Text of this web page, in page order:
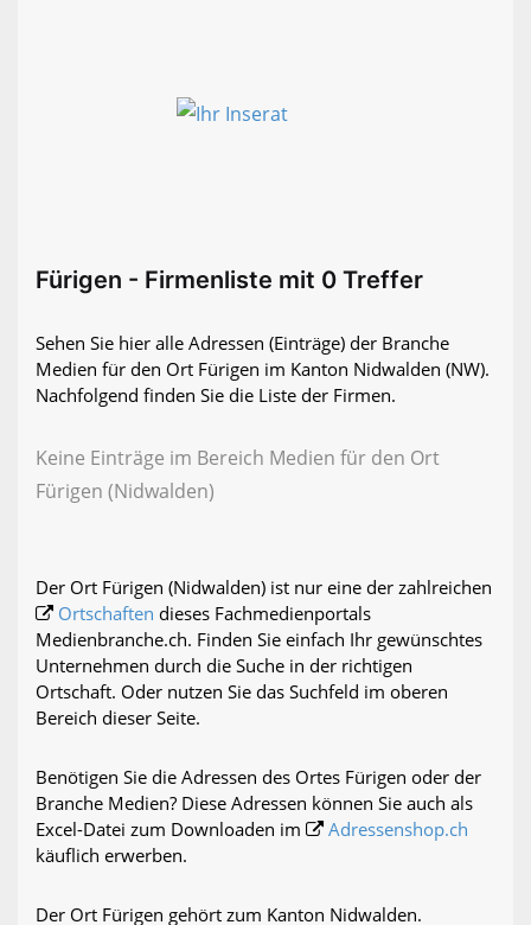
Fürigen - Firmenliste mit 0 Treffer
Sehen Sie hier alle Adressen (Einträge) der Branche
Medien für den Ort Fürigen im Kanton Nidwalden (NW).
Nachfolgend finden Sie die Liste der Firmen.
Keine Einträge im Bereich Medien für den Ort
Fürigen (Nidwalden)
Der Ort Fürigen (Nidwalden) ist nur eine der zahlreichen
Ortschaften dieses Fachmedienportals
Medienbranche.ch. Finden Sie einfach Ihr gewünschtes
Unternehmen durch die Suche in der richtigen
Ortschaft. Oder nutzen Sie das Suchfeld im oberen
Bereich dieser Seite.
Benötigen Sie die Adressen des Ortes Fürigen oder der
Branche Medien? Diese Adressen können Sie auch als
Excel-Datei zum Downloaden im
Adressenshop.ch
käuflich erwerben.
Der Ort Fürigen gehört zum Kanton Nidwalden.